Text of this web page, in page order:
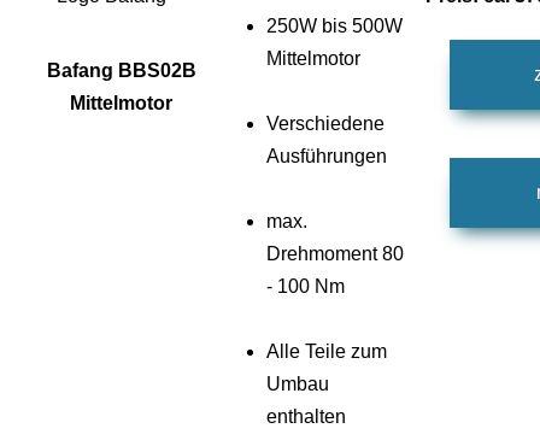
Bafang BBS02B
Mittelmotor
250W bis 500W
Mittelmotor
Verschiedene
Ausführungen
max.
Drehmoment 80
- 100 Nm
Alle Teile zum
Umbau
enthalten